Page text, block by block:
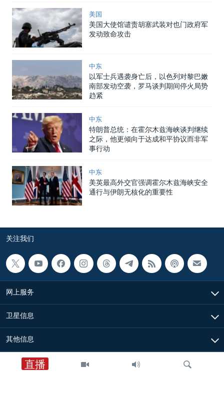
直播
美国
美国大使馆谴责胡塞武装对也门政府军
发动致命攻击
中东
以军士兵遇袭身亡后，以色列对黎巴嫩
南部发动空袭，罗马谈判期间停火局势
趋紧
中东
特朗普总统：在霍尔木兹海峡谈判继续
之际，他更倾向于达成和平协议而非军
事行动
中东
美英最高外交官强调霍尔木兹海峡安全
通行与伊朗无核化的重要性
关注我们
网上服务
卫星信息
其他信息